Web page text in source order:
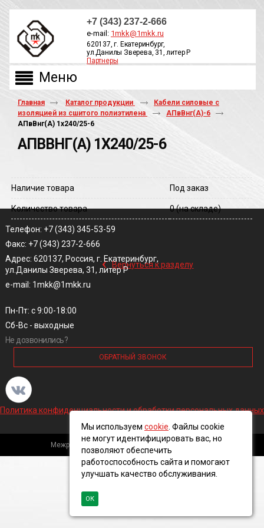
+7 (343) 237-2-666
e-mail: 1mkk@1mkk.ru
620137, г. Екатеринбург,
ул.Данилы Зверева, 31, литер Р
Партнеры
Главная Каталог продукции
Кабели силовые с
изоляцией из сшитого полиэтилена
АПвВнг(A)-6
АПвВнг(A) 1х240/25-6
АПВВНГ(A) 1Х240/25-6
Наличие товара Под заказ
Количество товара 0(на складе)
‹ Вернуться к разделу
Телефон: +7 (343) 345-53-59
Факс: +7 (343) 237-2-666
Адрес: 620137, Россия, г. Екатеринбург,
ул.Данилы Зверева, 31, литер Р
e-mail: 1mkk@1mkk.ru
Пн-Пт: с 9:00-18:00
Сб-Вс - выходные
Не дозвонились?
ОБРАТНЫЙ ЗВОНОК
Политика конфиденциальности и обработки персональных данных
Межрегиональная кабельная компания, 2016 ©
Мы используем cookie . Файлы cookie
не могут идентифицировать вас, но
позволяют обеспечить
работоспособность сайта и помогают
улучшать качество обслуживания.
ОК